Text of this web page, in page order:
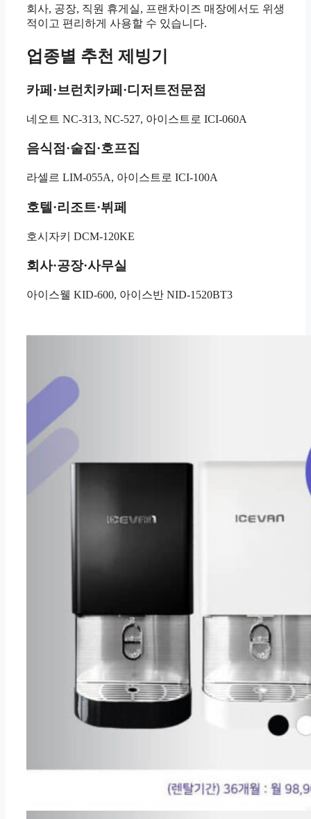
회사, 공장, 직원 휴게실, 프랜차이즈 매장에서도 위생
적이고 편리하게 사용할 수 있습니다.
업종별 추천 제빙기
카페·브런치카페·디저트전문점
네오트 NC-313, NC-527, 아이스트로 ICI-060A
음식점·술집·호프집
라셀르 LIM-055A, 아이스트로 ICI-100A
호텔·리조트·뷔페
호시자키 DCM-120KE
회사·공장·사무실
아이스웰 KID-600, 아이스반 NID-1520BT3